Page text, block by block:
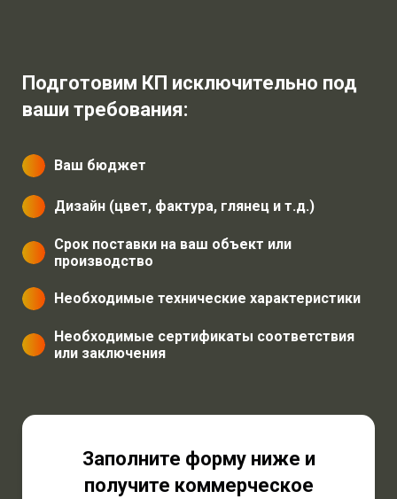
Подготовим КП исключительно под
ваши требования:
Ваш бюджет
Дизайн (цвет, фактура, глянец и т.д.)
Срок поставки на ваш объект или
производство
Необходимые технические характеристики
Необходимые сертификаты соответствия
или заключения
Заполните форму ниже и
получите коммерческое